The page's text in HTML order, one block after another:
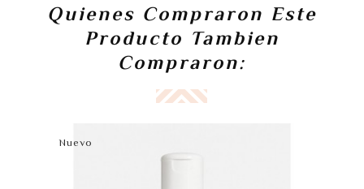
Quienes Compraron Este
Producto Tambien
Compraron:
Nuevo